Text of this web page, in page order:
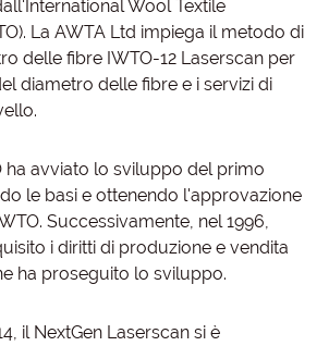
Wool Textile
La AWTA Ltd impiega il metodo di
delle fibre IWTO-12 Laserscan per
diametro delle fibre e i servizi di
ha avviato lo sviluppo del primo
le basi e ottenendo l'approvazione
Successivamente, nel 1996,
i diritti di produzione e vendita
ha proseguito lo sviluppo.
il NextGen Laserscan si è